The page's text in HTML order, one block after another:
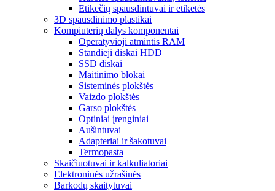
Etikečių spausdintuvai ir etiketės
3D spausdinimo plastikai
Kompiuterių dalys komponentai
Operatyvioji atmintis RAM
Standieji diskai HDD
SSD diskai
Maitinimo blokai
Sisteminės plokštės
Vaizdo plokštės
Garso plokštės
Optiniai įrenginiai
Aušintuvai
Adapteriai ir šakotuvai
Termopasta
Skaičiuotuvai ir kalkuliatoriai
Elektroninės užrašinės
Barkodų skaitytuvai